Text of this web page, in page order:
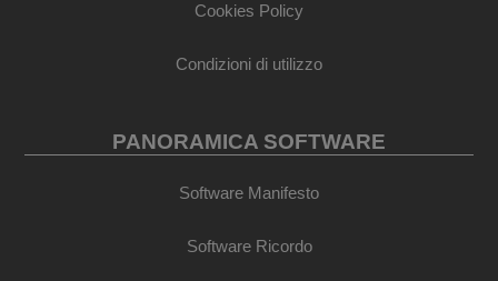
Cookies Policy
Condizioni di utilizzo
PANORAMICA SOFTWARE
Software Manifesto
Software Ricordo